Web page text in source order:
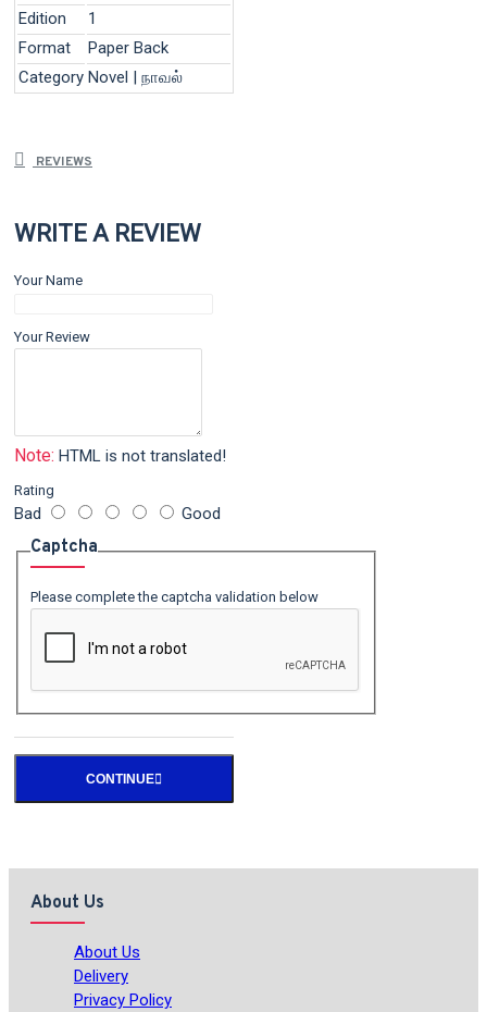
Edition
1
Format
Paper Back
Category Novel | நாவல்
REVIEWS
WRITE A REVIEW
Your Name
Your Review
Note: HTML is not translated!
Rating
Bad Good
Captcha
Please complete the captcha validation below
CONTINUE
About Us
About Us
Delivery
Privacy Policy